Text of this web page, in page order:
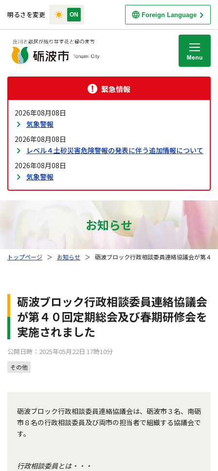
明るさを変更 Foreign Language
緊急情報
2026年08月08日
気象警報
2026年08月08日
レベル４土砂災害危険警報の発表に伴う追加情報について
2026年08月08日
気象警報
お知らせ
トップページ ＞ お知らせ ＞ 砺波ブロック行政相談委員連絡協議会が第４
砺波ブロック行政相談委員連絡協議会
が第４０回定期総会及び春期研修会を
実施されました
公開日時：2025年05月22日 17時10分
その他
砺波ブロック行政相談委員連絡協議会は、砺波市３名、南砺
市８名の行政相談委員及び両市の担当者で組織する協議会で
す。
行政相談委員とは・・・